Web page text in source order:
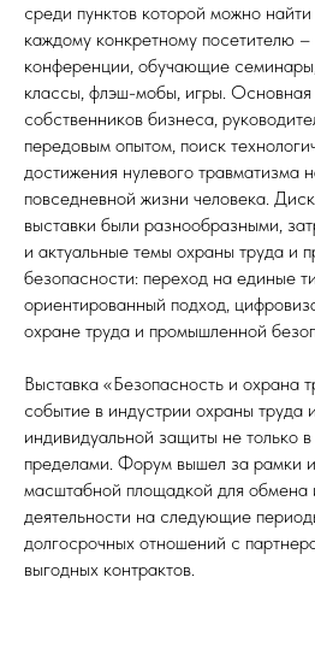
среди пунктов которой можно
каждому конкретному посетителю –
конференции, обучающие
классы, флэш-мобы, игры. Основная
собственников бизнеса,
передовым опытом, поиск
достижения нулевого травматизма
повседневной жизни человека.
выставки были разнообразными,
и актуальные темы охраны труда и
безопасности: переход на единые
ориентированный подход,
охране труда и промышленной
Выставка «Безопасность и охрана
событие в индустрии охраны труда
индивидуальной защиты не только
пределами. Форум вышел за рамки
масштабной площадкой для обмена
деятельности на следующие
долгосрочных отношений с
выгодных контрактов.